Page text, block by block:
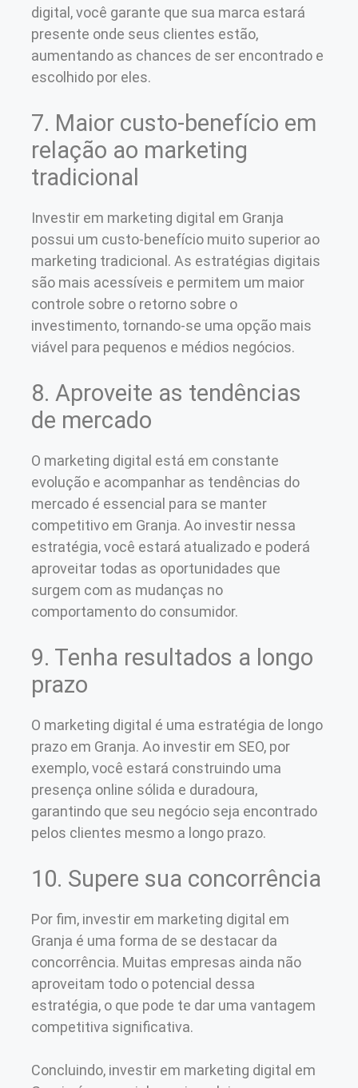
digital, você garante que sua marca estará
presente onde seus clientes estão,
aumentando as chances de ser encontrado e
escolhido por eles.
7. Maior custo-benefício em
relação ao marketing
tradicional
Investir em marketing digital em Granja
possui um custo-benefício muito superior ao
marketing tradicional. As estratégias digitais
são mais acessíveis e permitem um maior
controle sobre o retorno sobre o
investimento, tornando-se uma opção mais
viável para pequenos e médios negócios.
8. Aproveite as tendências
de mercado
O marketing digital está em constante
evolução e acompanhar as tendências do
mercado é essencial para se manter
competitivo em Granja. Ao investir nessa
estratégia, você estará atualizado e poderá
aproveitar todas as oportunidades que
surgem com as mudanças no
comportamento do consumidor.
9. Tenha resultados a longo
prazo
O marketing digital é uma estratégia de longo
prazo em Granja. Ao investir em SEO, por
exemplo, você estará construindo uma
presença online sólida e duradoura,
garantindo que seu negócio seja encontrado
pelos clientes mesmo a longo prazo.
10. Supere sua concorrência
Por fim, investir em marketing digital em
Granja é uma forma de se destacar da
concorrência. Muitas empresas ainda não
aproveitam todo o potencial dessa
estratégia, o que pode te dar uma vantagem
competitiva significativa.
Concluindo, investir em marketing digital em